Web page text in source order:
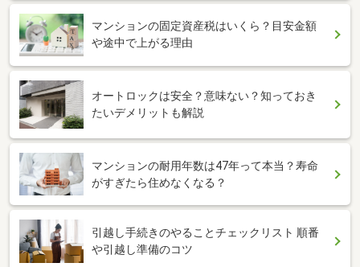
マンションの固定資産税はいくら？目安金額
や途中で上がる理由
オートロックは安全？意味ない？知っておき
たいデメリットも解説
マンションの耐用年数は47年って本当？寿命
がすぎたら住めなくなる？
引越し手続きのやることチェックリスト 順番
や引越し準備のコツ